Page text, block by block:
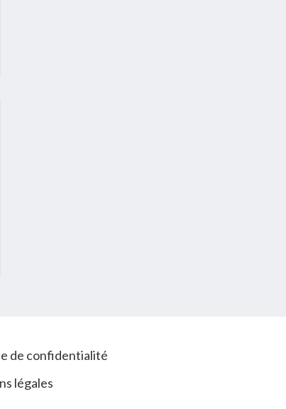
de confidentialité
légales